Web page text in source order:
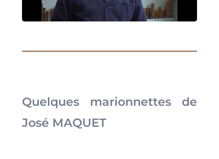
Quelques marionnettes de
José MAQUET